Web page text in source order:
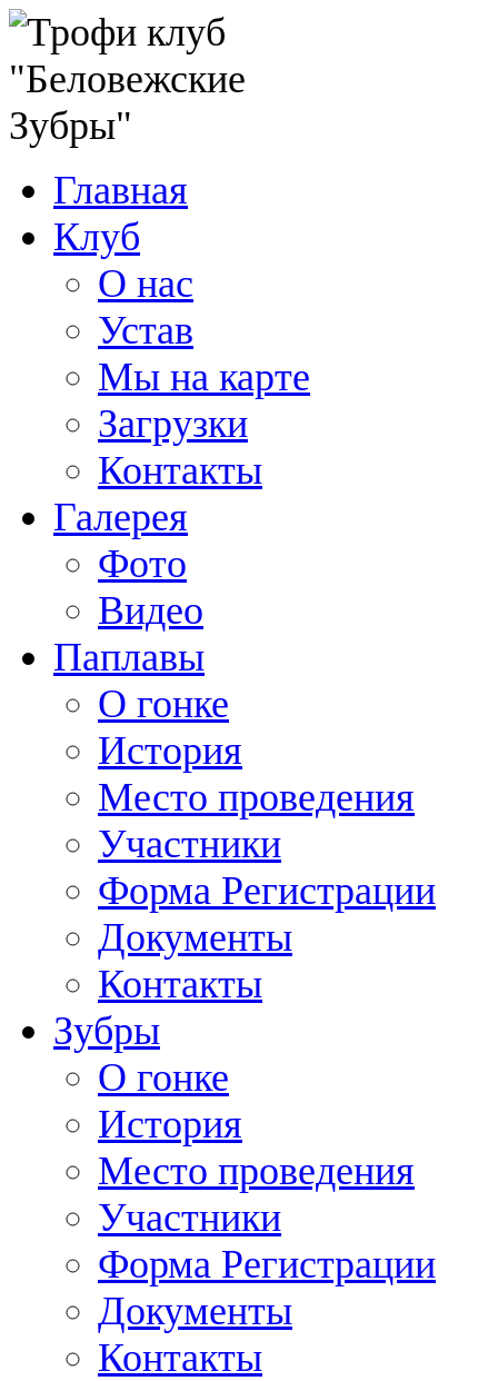
Главная
Клуб
О нас
Устав
Мы на карте
Загрузки
Контакты
Галерея
Фото
Видео
Паплавы
О гонке
История
Место проведения
Участники
Форма Регистрации
Документы
Контакты
Зубры
О гонке
История
Место проведения
Участники
Форма Регистрации
Документы
Контакты